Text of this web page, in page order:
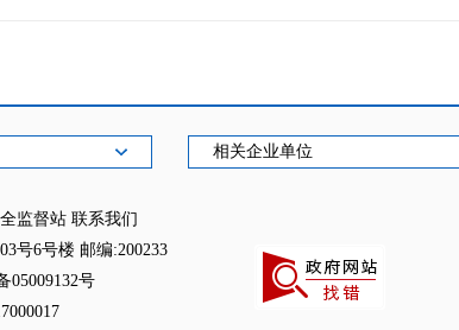
相关企业单位
监督站 联系我们
号6号楼 邮编:200233
05009132号